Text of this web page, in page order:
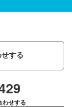
する
わせする